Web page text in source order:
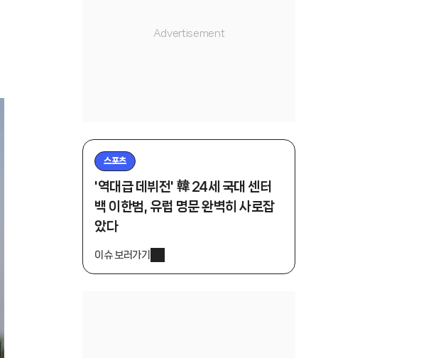
스포츠
'역대급 데뷔전' 韓 24세 국대 센터
백 이한범, 유럽 명문 완벽히 사로잡
았다
이슈 보러가기